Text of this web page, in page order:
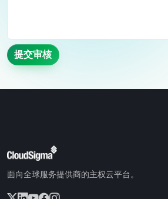
提交审核
面向全球服务提供商的主权云平台。